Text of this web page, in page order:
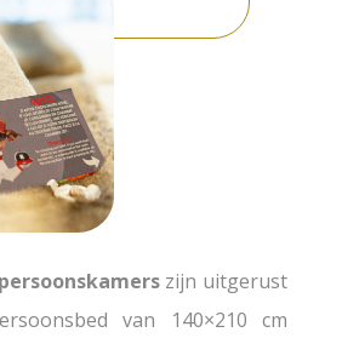
zijn uitgerust
van 140×210 cm